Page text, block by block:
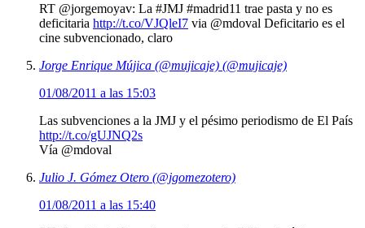
RT @jorgemoyav: La #JMJ #madrid11 trae pasta y no es
deficitaria http://t.co/VJQleI7 via @mdoval Deficitario es el
cine subvencionado, claro
Jorge Enrique Mújica (@mujicaje) (@mujicaje)
01/08/2011 a las 15:03
Las subvenciones a la JMJ y el pésimo periodismo de El País
http://t.co/gUJNQ2s
Vía @mdoval
Julio J. Gómez Otero (@jgomezotero)
01/08/2011 a las 15:40